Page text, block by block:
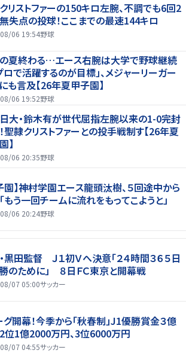
リストファーの150キロ左腕、不調でも6回2
失点の投球！ここまでの最速144キロ
06 19:54野球
夏終わる…エース右腕は大学で野球継続
ロで活躍するのが目標」、メジャーリーガー
も言及【26年夏甲子園】
06 19:52野球
大・鈴木有が世代屈指左腕以来の1-0完封
聖隷クリストファーとの投手戦制す【26年夏
】
06 20:35野球
園】神村学園エース龍頭汰樹、５回途中から
もう一回チームに流れをもってこようと」
06 20:24野球
黒田監督 Ｊ１初Ｖへ決意「２４時間３６５日
のために」 ８日ＦＣ東京と開幕戦
07 05:00サッカー
グ開幕！今季から「秋春制」J1優勝賞金３億
1億2000万円、3位6000万円
07 04:55サッカー